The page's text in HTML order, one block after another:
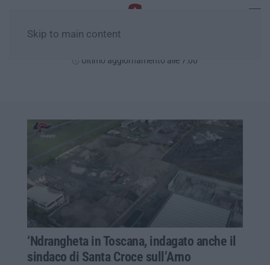
Skip to main content
Ultimo aggiornamento alle 7:00
‘Ndrangheta in Toscana, indagato anche il
sindaco di Santa Croce sull’Arno